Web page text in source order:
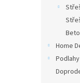
Home
Podlahy